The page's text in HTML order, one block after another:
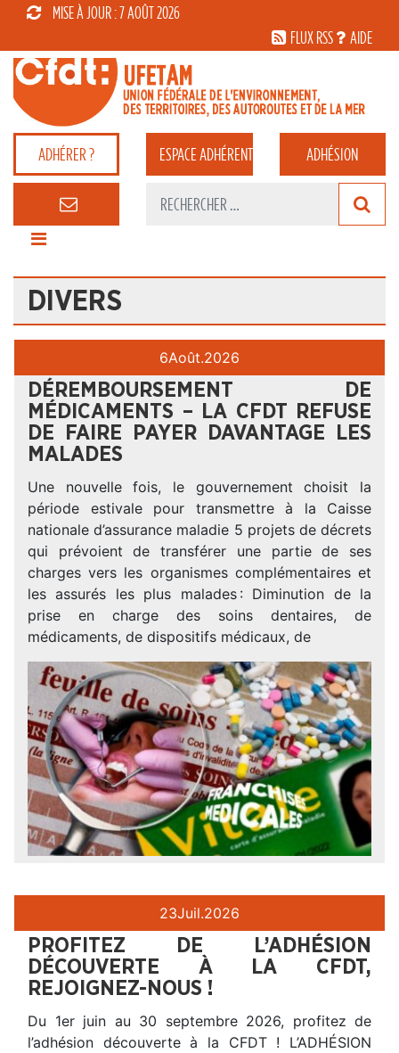
MISE À JOUR : 7 AOÛT 2026
FLUX RSS
AIDE
ADHÉRER ? ESPACEADHÉRENT ADHÉSION
DIVERS
6Août.2026
DÉREMBOURSEMENT DE
MÉDICAMENTS – LA CFDT REFUSE
DE FAIRE PAYER DAVANTAGE LES
MALADES
Une nouvelle fois, le gouvernement choisit la
période estivale pour transmettre à la Caisse
nationale d’assurance maladie 5 projets de décrets
qui prévoient de transférer une partie de ses
charges vers les organismes complémentaires et
les assurés les plus malades : Diminution de la
prise en charge des soins dentaires, de
médicaments, de dispositifs médicaux, de
23Juil.2026
PROFITEZ DE L’ADHÉSION
DÉCOUVERTE À LA CFDT,
REJOIGNEZ-NOUS !
Du 1er juin au 30 septembre 2026, profitez de
l’adhésion découverte à la CFDT ! L’ADHÉSION